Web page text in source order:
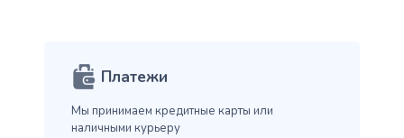
Платежи
Мы принимаем кредитные карты или
наличными курьеру